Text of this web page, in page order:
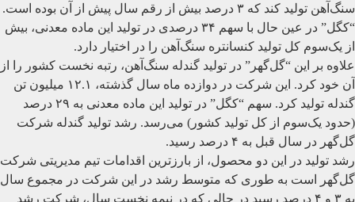
سنگ‌آهن تولید کند که ۳ درصد بیش از رقم سال پیش از آن بوده است.
“کگل” در عین حال با سهم ۳۴ درصدی در تولید این ماده معدنی،‌ بیش
از یک‌سوم کل تولید کنسانتره سنگ‌آهن را در اختیار دارد.
علاوه بر این “گل‌گهر” در تولید گندله سنگ‌آهن، رتبه نخست کشور را از
آن خود کرد. این شرکت در دوازده ماه سال گذشته، ۱۲.۱ میلیون تن
گندله تولید کرد. سهم “کگل” در تولید این ماده معدنی به ۲۹ درصد
(حدود یک‌سوم از کل تولید کشور) می‌رسد. رشد تولید گندله شرکت
گل‌گهر در سال قبل به ۴ درصد رسید.
رشد تولید در این دو محصول، از بارزترین اقدامات تیم مدیریتی شرکت
گل‌گهر است به طوری که متوسط رشد در این شرکت در مجموع سال
به ۳ و ۴ درصد رسید در حالی که در نیمه نخست سال، شرکت رشد